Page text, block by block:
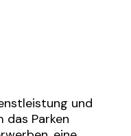
und
das Parken